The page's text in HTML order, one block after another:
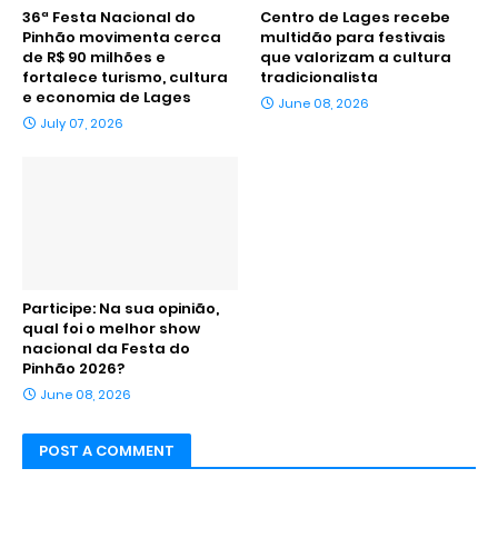
36ª Festa Nacional do
Pinhão movimenta cerca
de R$ 90 milhões e
fortalece turismo, cultura
e economia de Lages
July 07, 2026
Centro de Lages recebe
multidão para festivais
que valorizam a cultura
tradicionalista
June 08, 2026
Participe: Na sua opinião,
qual foi o melhor show
nacional da Festa do
Pinhão 2026?
June 08, 2026
POST A COMMENT